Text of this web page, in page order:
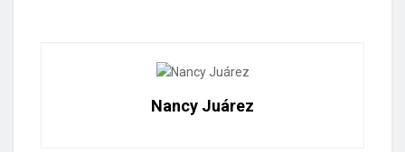
Nancy Juárez